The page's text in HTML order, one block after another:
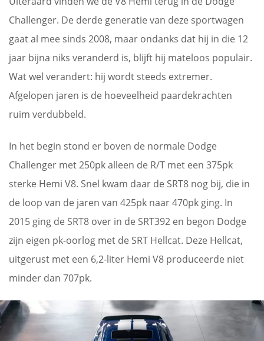
Challenger. De derde generatie van deze sportwagen
gaat al mee sinds 2008, maar ondanks dat hij in die 12
jaar bijna niks veranderd is, blijft hij mateloos populair.
Wat wel verandert: hij wordt steeds extremer.
Afgelopen jaren is de hoeveelheid paardekrachten
ruim verdubbeld.
In het begin stond er boven de normale Dodge
Challenger met 250pk alleen de R/T met een 375pk
sterke Hemi V8. Snel kwam daar de SRT8 nog bij, die in
de loop van de jaren van 425pk naar 470pk ging. In
2015 ging de SRT8 over in de SRT392 en begon Dodge
zijn eigen pk-oorlog met de SRT Hellcat. Deze Hellcat,
uitgerust met een 6,2-liter Hemi V8 produceerde niet
minder dan 707pk.